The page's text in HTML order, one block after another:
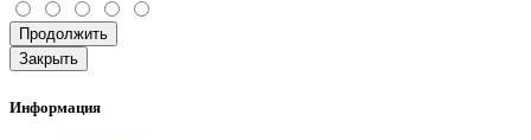
Продолжить
Закрыть
Информация